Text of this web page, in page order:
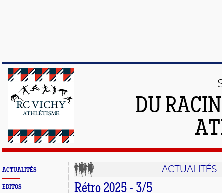
DU
ACTUALITÉS
EDITOS
ACTUALITÉS
Rétro 2025 - 3/5